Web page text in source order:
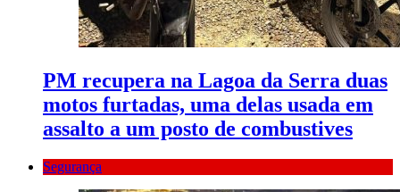
PM recupera na Lagoa da Serra duas
motos furtadas, uma delas usada em
assalto a um posto de combustives
Segurança